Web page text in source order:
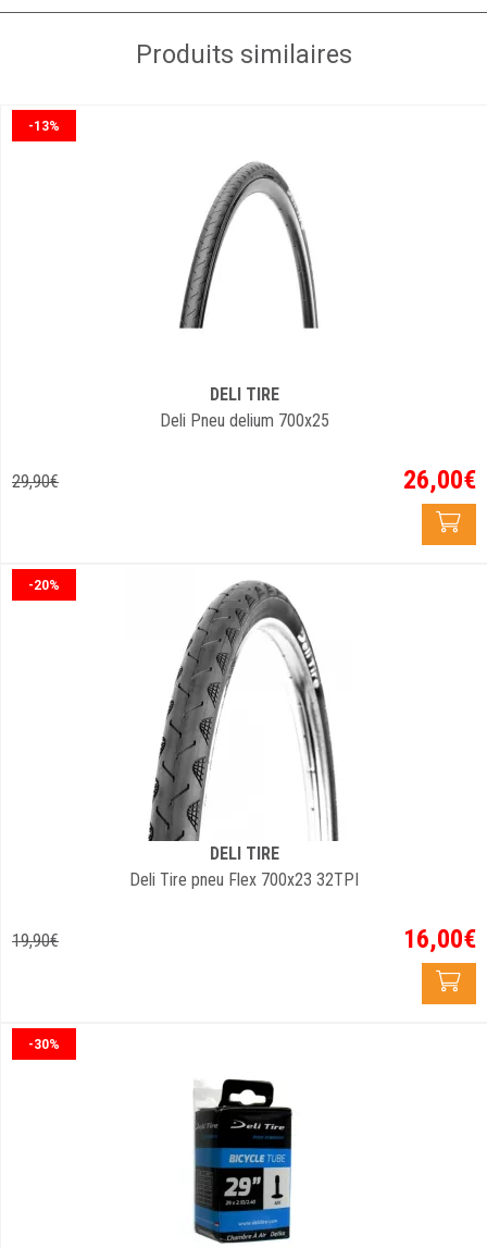
Produits similaires
-13%
DELI TIRE
Deli Pneu delium 700x25
29,90€ 26,00€
-20%
DELI TIRE
Deli Tire pneu Flex 700x23 32TPI
19,90€ 16,00€
-30%